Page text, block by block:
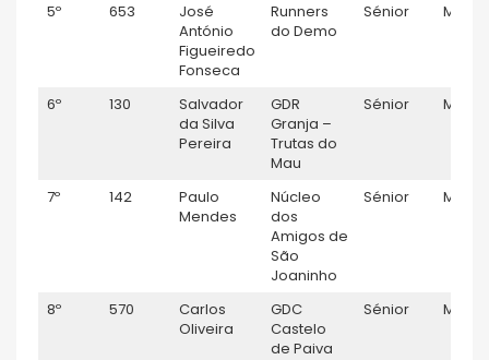
5º 653
José
António
Figueiredo
Fonseca
Runners
do Demo
Sénior M
6º 130
Salvador
da Silva
Pereira
GDR
Granja –
Trutas do
Mau
Sénior M
7º 142
Paulo
Mendes
Núcleo
dos
Amigos de
São
Joaninho
Sénior M
8º 570
Carlos
Oliveira
GDC
Castelo
de Paiva
Sénior M